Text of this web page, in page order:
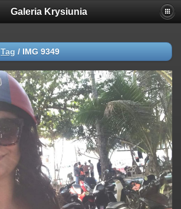
Galeria Krysiunia
Tag / IMG 9349